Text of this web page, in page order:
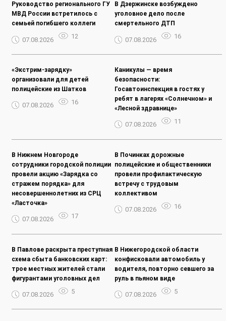
Руководство регионального ГУ
МВД России встретилось с
семьей погибшего коллеги
07.08.2026 12
В Дзержинске возбуждено
уголовное дело после
смертельного ДТП
07.08.2026 16
«Экстрим-зарядку»
организовали для детей
полицейские из Шатков
07.08.2026 16
Каникулы — время
безопасности:
Госавтоинспекция в гостях у
ребят в лагерях «Солнечном» и
«Лесной здравнице»
07.08.2026 11
В Нижнем Новгороде
сотрудники городской полиции
провели акцию «Зарядка со
стражем порядка» для
несовершеннолетних из СРЦ
«Ласточка»
07.08.2026 17
В Починках дорожные
полицейские и общественники
провели профилактическую
встречу с трудовым
коллективом
07.08.2026 16
В Павлове раскрыта преступная
схема сбыта банковских карт:
трое местных жителей стали
фигурантами уголовных дел
07.08.2026 5
В Нижегородской области
конфисковали автомобиль у
водителя, повторно севшего за
руль в пьяном виде
07.08.2026 5